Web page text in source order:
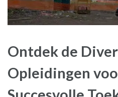
Ontdek de
Opleidingen